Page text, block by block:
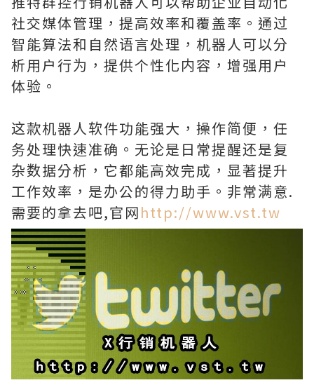
社交媒体管理，提高效率和覆盖率。通过
智能算法和自然语言处理，机器人可以分
析用户行为，提供个性化内容，增强用户
体验。
这款机器人软件功能强大，操作简便，任
务处理快速准确。无论是日常提醒还是复
杂数据分析，它都能高效完成，显著提升
工作效率，是办公的得力助手。非常满意.
需要的拿去吧,官网http://www.vst.tw